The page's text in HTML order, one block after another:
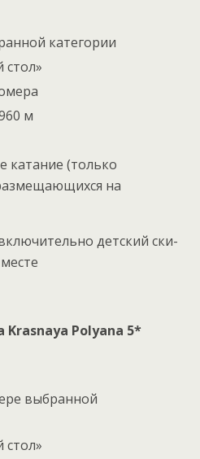
категории
м
катание (только
на
детский ски-
Krasnaya Polyana 5*
выбранной